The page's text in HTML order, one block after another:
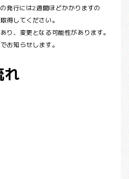
発行には2週間ほどかかりますの
得してください。
り、変更となる可能性があります。
お知らせします。
れ